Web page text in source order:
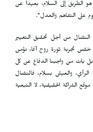
هو الطريق إلى السلام، بعيداً عن
على التفاهم والعدل".
من أجل تحقيق التغيير
خضن تجربة ثورة روج آفا، نؤمن
بل بات من واجبنا الدفاع عن كل
والعيش بسلام، فالنضال
الشراكة الحقيقية، لا التبعية